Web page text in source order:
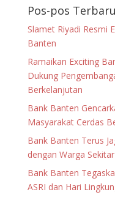
Pos-pos Terbaru
Slamet Riyadi Resmi
Banten
Ramaikan Exciting
Dukung
Berkelanjutan
Bank Banten
Masyarakat Cerdas
Bank Banten Terus
dengan Warga Sekitar
Bank Banten
ASRI dan Hari